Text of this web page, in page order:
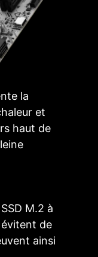
À LA
exclusive de
permet de
et
vers le
la
et
haut de
M.2 à
de
ainsi
ET